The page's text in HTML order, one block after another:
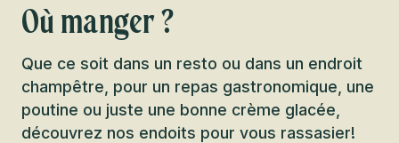
Où manger ?
Que ce soit dans un resto ou dans un endroit
champêtre, pour un repas gastronomique, une
poutine ou juste une bonne crème glacée,
découvrez nos endoits pour vous rassasier!